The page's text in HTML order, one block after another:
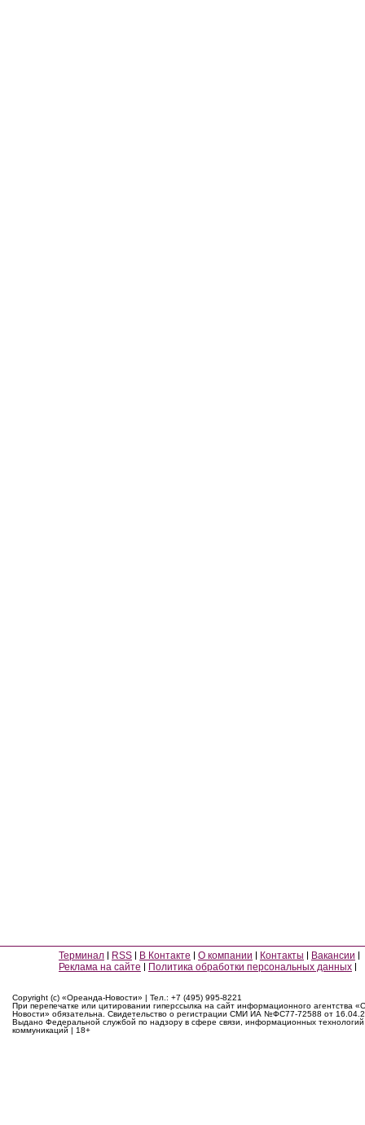
Терминал RSS В Контакте О компании Контакты
Вакансии
Реклама на сайте
Политика обработки персональных данных
Copyright (c) «Ореанда-Новости» | Тел.: +7 (495) 995-8221
При перепечатке или цитировании гиперссылка на сайт информационного агентства
Новости» обязательна. Свидетельство о регистрации СМИ ИА №ФС77-72588 от
Выдано Федеральной службой по надзору в сфере связи, информационных
коммуникаций | 18+